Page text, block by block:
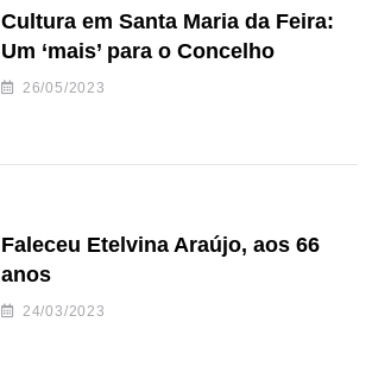
Cultura em Santa Maria da Feira:
Um ‘mais’ para o Concelho
26/05/2023
Faleceu Etelvina Araújo, aos 66
anos
24/03/2023